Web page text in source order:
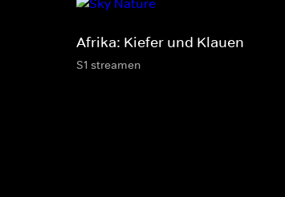
Afrika: Kiefer und Klauen
S1 streamen